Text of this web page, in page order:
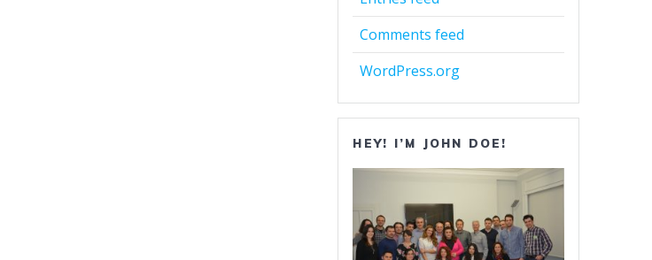
Comments feed
WordPress.org
HEY! I’M JOHN DOE!